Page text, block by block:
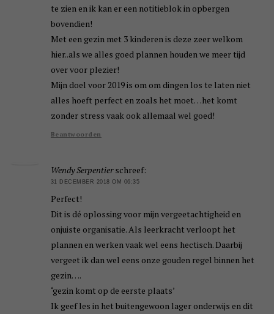
te zien en ik kan er een notitieblok in opbergen
bovendien!
Met een gezin met 3 kinderen is deze zeer welkom
hier..als we alles goed plannen houden we meer tijd
over voor plezier!
Mijn doel voor 2019 is om om dingen los te laten niet
alles hoeft perfect en zoals het moet…het komt
zonder stress vaak ook allemaal wel goed!
Beantwoorden
Wendy Serpentier schreef:
31 DECEMBER 2018 OM 06:35
Perfect!
Dit is dé oplossing voor mijn vergeetachtigheid en
onjuiste organisatie. Als leerkracht verloopt het
plannen en werken vaak wel eens hectisch. Daarbij
vergeet ik dan wel eens onze gouden regel binnen het
gezin….
‘gezin komt op de eerste plaats’
Ik geef les in het buitengewoon lager onderwijs en dit